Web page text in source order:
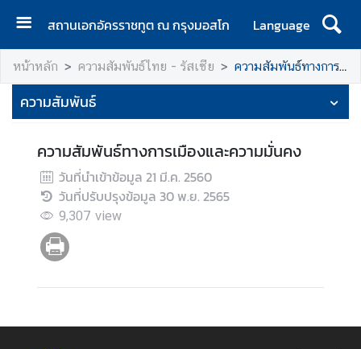
สถานเอกอัครราชทูต ณ กรุงมอสโก
Language
ห
น้
ห
ก
เ
กี่
ย
ว
กั
หน้าหลัก ความสัมพันธ์ไทย - รัสเซีย ความสัมพันธ์ทางการเมืองและความมั่นคง
ความสัมพันธ์
ความสัมพันธ์ทางการเมืองและความมั่นคง
วันที่นำเข้าข้อมูล 21 มี.ค. 2560
วันที่ปรับปรุงข้อมูล 30 พ.ย. 2565
9,307 view